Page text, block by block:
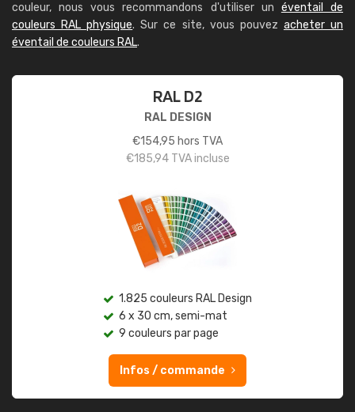
couleur, nous vous recommandons d'utiliser un éventail de
couleurs RAL physique. Sur ce site, vous pouvez acheter un
éventail de couleurs RAL.
RAL D2
RAL DESIGN
€154,95 hors TVA
€185,94TVA incluse
1.825 couleurs RAL Design
6 x 30 cm, semi-mat
9 couleurs par page
Infos / commande